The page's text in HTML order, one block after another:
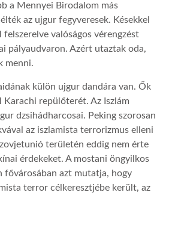
a Mennyei Birodalom más
az ujgur fegyveresek. Késekkel
valóságos vérengzést
pályaudvaron. Azért utaztak oda,
menni.
külön ujgur dandára van. Ők
Karachi repülőterét. Az Iszlám
dzsihádharcosai. Peking szorosan
az iszlamista terrorizmus elleni
területén eddig nem érte
érdekeket. A mostani öngyilkos
fővárosában azt mutatja, hogy
terror célkeresztjébe került, az